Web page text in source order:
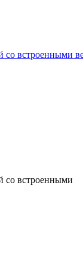
встроенными
со встроенными